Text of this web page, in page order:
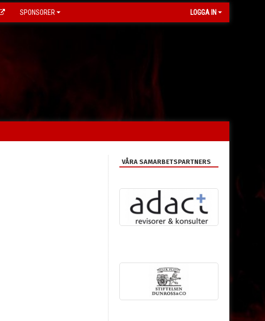
SPONSORER LOGGA IN
VÅRA SAMARBETSPARTNERS